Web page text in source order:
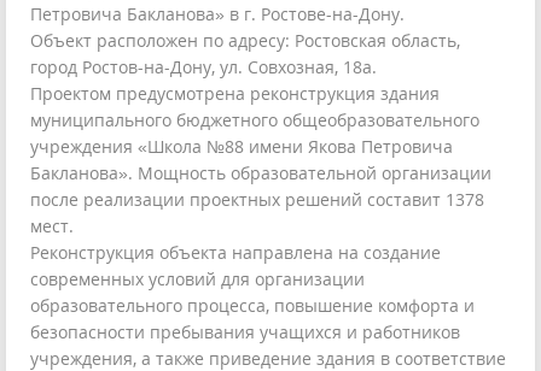
Петровича Бакланова» в г. Ростове-на-Дону.
Объект расположен по адресу: Ростовская область,
город Ростов-на-Дону, ул. Совхозная, 18а.
Проектом предусмотрена реконструкция здания
муниципального бюджетного общеобразовательного
учреждения «Школа №88 имени Якова Петровича
Бакланова». Мощность образовательной организации
после реализации проектных решений составит 1378
мест.
Реконструкция объекта направлена на создание
современных условий для организации
образовательного процесса, повышение комфорта и
безопасности пребывания учащихся и работников
учреждения, а также приведение здания в соответствие